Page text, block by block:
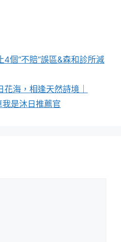
4個“不賠”誤區&森和診所減
海，相逢天然詩境｜
我是沐日推薦官